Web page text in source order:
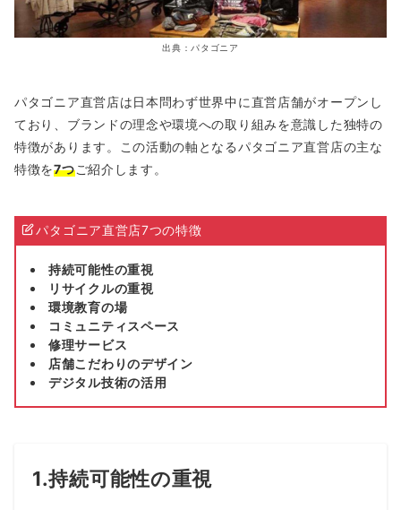
出典：パタゴニア
パタゴニア直営店は日本問わず世界中に直営店舗がオープンし
ており、ブランドの理念や環境への取り組みを意識した独特の
特徴があります。この活動の軸となるパタゴニア直営店の主な
特徴を7つご紹介します。
パタゴニア直営店7つの特徴
持続可能性の重視
リサイクルの重視
環境教育の場
コミュニティスペース
修理サービス
店舗こだわりのデザイン
デジタル技術の活用
1.持続可能性の重視